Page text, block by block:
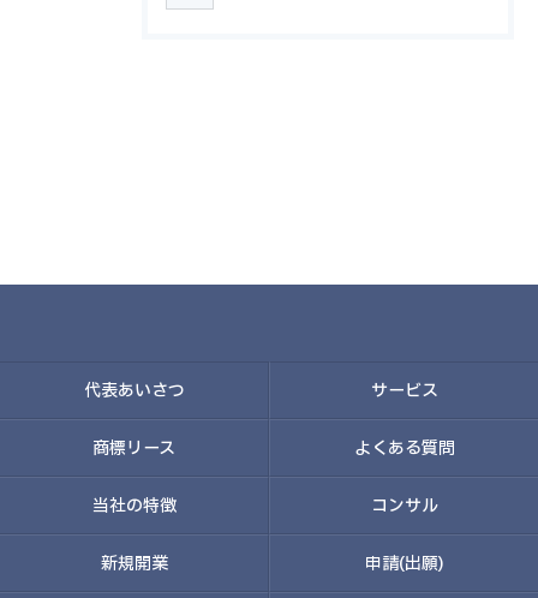
代表あいさつ サービス
商標リース よくある質問
当社の特徴 コンサル
新規開業 申請(出願)